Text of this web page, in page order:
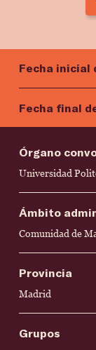
Fecha inicial
Fecha final
Órgano
Universidad
Ámbito
Comunidad de
Provincia
Madrid
Grupos